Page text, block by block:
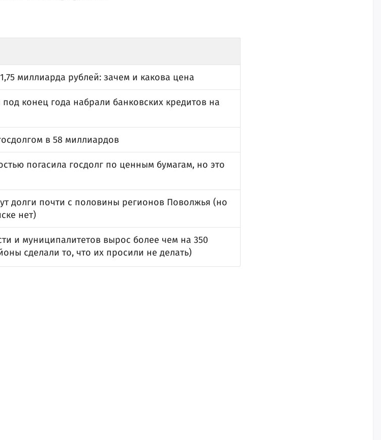
миллиарда рублей: зачем и какова цена
конец года набрали банковских кредитов на
в 58 миллиардов
погасила госдолг по ценным бумагам, но это
долги почти с половины регионов Поволжья (но
нет)
и муниципалитетов вырос более чем на 350
сделали то, что их просили не делать)